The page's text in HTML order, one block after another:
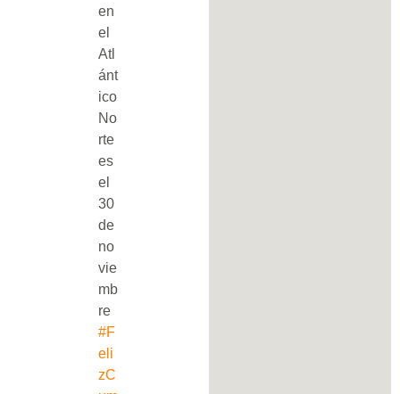
en
el
Atl
ánt
ico
No
rte
es
el
30
de
no
vie
mb
re
#F
eli
zC